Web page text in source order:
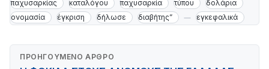
παχυσαρκίας
καταλόγου παχυσαρκία τύπου
δολάρια
ονομασία
έγκριση δήλωσε διαβήτης” εγκεφαλικά
ΠΡΟΗΓΟΎΜΕΝΟ ΆΡΘΡΟ